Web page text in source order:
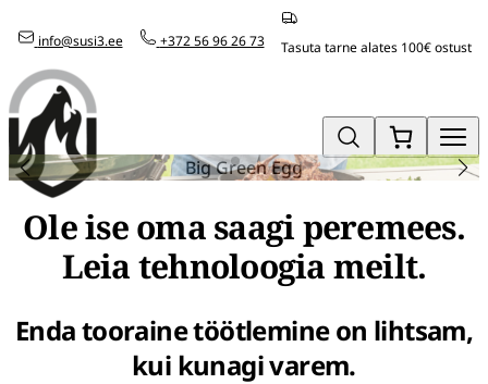
otse
sisu
juurde
info@susi3.ee +372 56 96 26 73 Tasuta tarne alates 100€ ostust
Big Green Egg
Ole ise oma saagi peremees.
Leia tehnoloogia meilt.
Enda tooraine töötlemine on lihtsam,
kui kunagi varem.